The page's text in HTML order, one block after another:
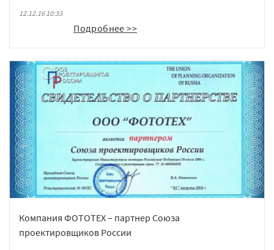
«СТЕКЛОСОЮЗ» - организации, ведущей планомерную
работу по координации инновационных, информационных,
маркетинговых, образовательных, выставочных и других
программ, направленных на решение актуальных задач,
стоящих перед предприятиями отрасли.
12.12.16 10:33
Подробнее >>
Компания ФОТОТЕХ – партнер Союза
проектировщиков России